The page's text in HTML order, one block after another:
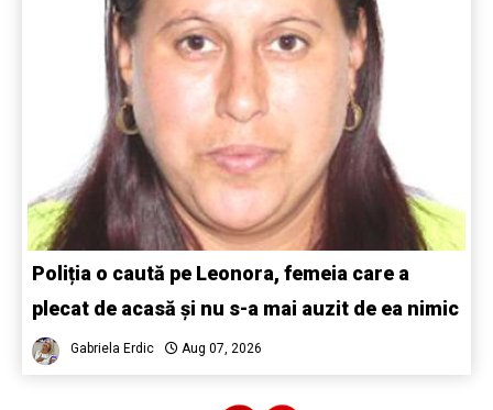
Poliția o caută pe Leonora, femeia care a
plecat de acasă și nu s-a mai auzit de ea nimic
Gabriela Erdic Aug 07, 2026